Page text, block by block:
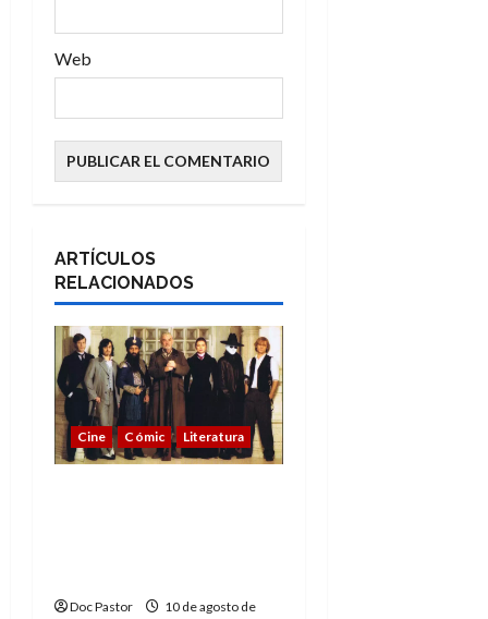
Web
ARTÍCULOS
RELACIONADOS
Cine Cómic Literatura
Doc Pastor
10 de agosto de